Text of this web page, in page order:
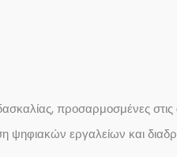
προσαρμοσμένες
ψηφιακών εργαλείων και